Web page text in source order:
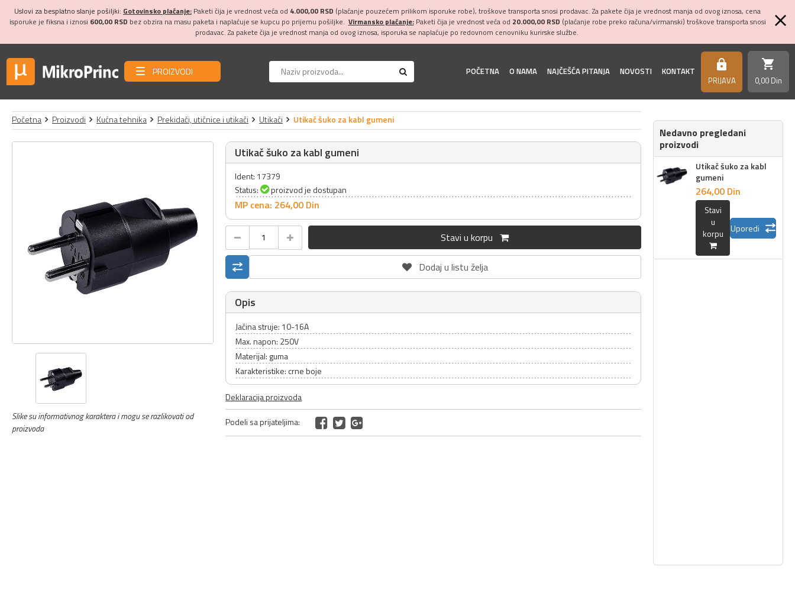
Uslovi za besplatno slanje pošiljki: Gotovinsko plaćanje: Paketi čija je vrednost veća od 4.000,00 RSD (plaćanje pouzećem prilikom isporuke robe), troškove transporta snosi prodavac. Za pakete čija je vrednost manja od ovog iznosa, cena
isporuke je fiksna i iznosi 600,00 RSD bez obzira na masu paketa i naplaćuje se kupcu po prijemu pošiljke. Virmansko plaćanje:Paketi čija je vrednost veća od 20.000,00 RSD (plaćanje robe preko računa/virmanski) troškove transporta snosi
prodavac. Za pakete čija je vrednost manja od ovog iznosa, isporuka se naplaćuje po redovnom cenovniku kurirske službe.
PROIZVODI POČETNA O NAMA NAJČEŠĆA PITANJA NOVOSTI KONTAKT https
PRIJAVA
shopping_cart
0,00 Din
Početna Proizvodi Kućna tehnika Prekidači, utičnice i utikači Utikači Utikač šuko za kabl gumeni
Slike su informativnog karaktera i mogu se razlikovati od
proizvoda
Utikač šuko za kabl gumeni
Ident: 17379
Status:
proizvod je dostupan
MP cena: 264,00 Din
Stavi u korpu
Dodaj u listu želja
Opis
Jačina struje: 10-16A
Max. napon: 250V
Materijal: guma
Karakteristike: crne boje
Deklaracija proizvoda
Podeli sa prijateljima:
Nedavno pregledani
proizvodi
Utikač šuko za kabl
gumeni
264,00 Din
Stavi
u
korpu
Uporedi